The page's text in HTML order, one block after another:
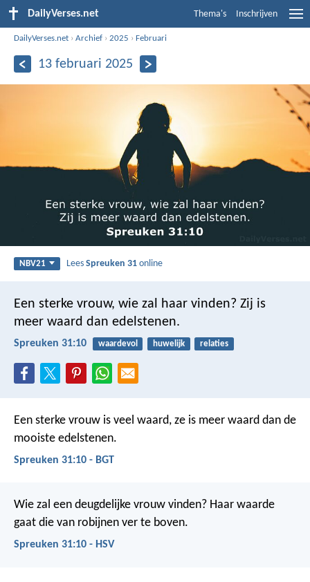
DailyVerses.net Thema's Inschrijven
DailyVerses.net ›Archief ›2025 ›Februari
13 februari 2025
NBV21 LeesSpreuken 31 online
Een sterke vrouw, wie zal haar vinden? Zij is
meer waard dan edelstenen.
Spreuken 31:10 waardevol huwelijk relaties
Een sterke vrouw is veel waard, ze is meer waard dan de
mooiste edelstenen.
Spreuken 31:10 - BGT
Wie zal een deugdelijke vrouw vinden? Haar waarde
gaat die van robijnen ver te boven.
Spreuken 31:10 - HSV